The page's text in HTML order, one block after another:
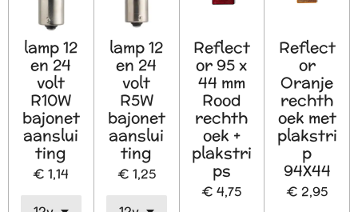
lamp 12
en 24
volt
R10W
bajonet
aanslui
ting
€ 1,14
lamp 12
en 24
volt
R5W
bajonet
aanslui
ting
€ 1,25
Reflect
or 95 x
44 mm
Rood
rechth
oek +
plakstri
ps
€ 4,75
Reflect
or
Oranje
rechth
oek met
plakstri
p
94X44
€ 2,95